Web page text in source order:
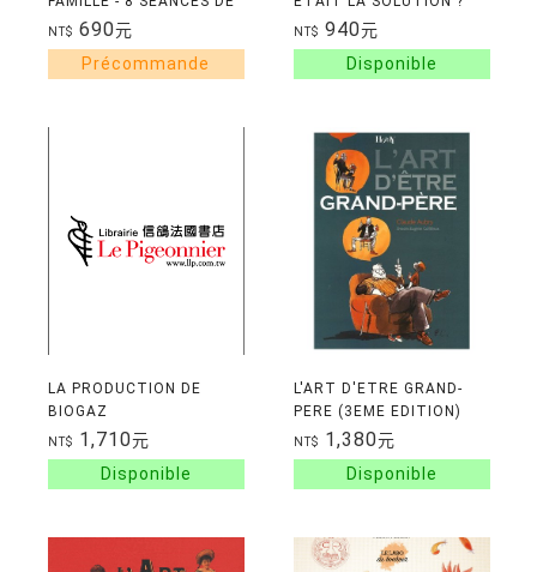
PHILO-ART POUR
PARTAGER, PENSER ET
CREER ENSEMBLE
NT$ 690元 NT$ 940元
LA PRODUCTION DE
BIOGAZ
NT$ 1,710元
L'ART D'ETRE GRAND-
PERE (3EME EDITION)
NT$ 1,380元